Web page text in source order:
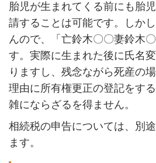
胎児が生まれてくる前にも胎
請することは可能です。しか
んので、「亡鈴木〇〇妻鈴木
す。実際に生まれた後に氏名
りますし、残念ながら死産の
理由に所有権更正の登記をす
雑にならざるを得ません。
相続税の申告については、別
ます。